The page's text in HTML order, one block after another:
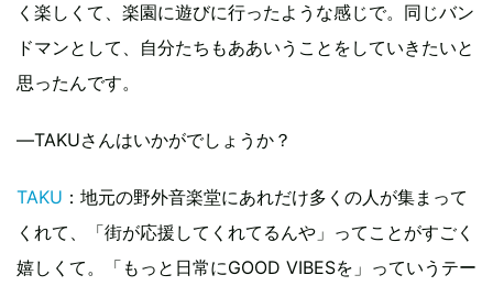
く楽しくて、楽園に遊びに行ったような感じで。同じバン
ドマンとして、自分たちもああいうことをしていきたいと
思ったんです。
―TAKUさんはいかがでしょうか？
TAKU ：地元の野外音楽堂にあれだけ多くの人が集まって
くれて、「街が応援してくれてるんや」ってことがすごく
嬉しくて。「もっと日常にGOOD VIBESを」っていうテー